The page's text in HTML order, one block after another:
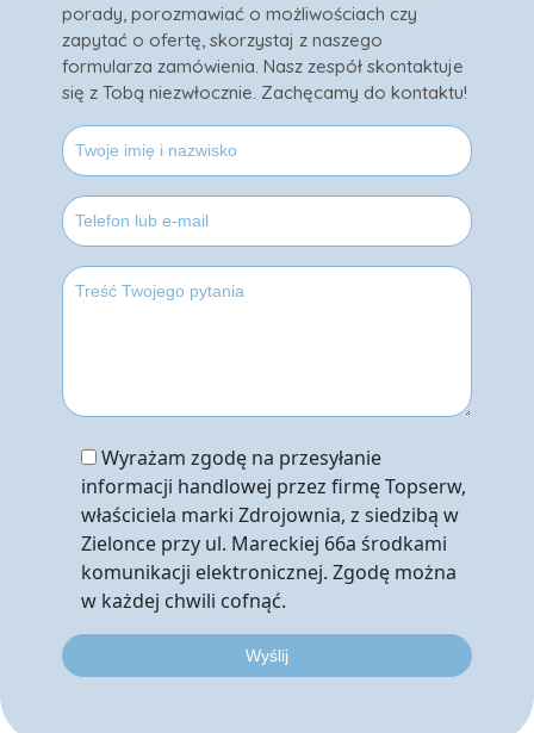
porady, porozmawiać o możliwościach czy
zapytać o ofertę, skorzystaj z naszego
formularza zamówienia. Nasz zespół skontaktuje
się z Tobą niezwłocznie. Zachęcamy do kontaktu!
Wyrażam zgodę na przesyłanie
informacji handlowej przez firmę Topserw,
właściciela marki Zdrojownia, z siedzibą w
Zielonce przy ul. Mareckiej 66a środkami
komunikacji elektronicznej. Zgodę można
w każdej chwili cofnąć.